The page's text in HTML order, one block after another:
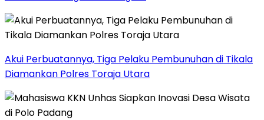
Akui Perbuatannya, Tiga Pelaku Pembunuhan di Tikala
Diamankan Polres Toraja Utara